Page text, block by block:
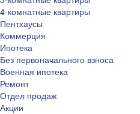
4-комнатные квартиры
Пентхаусы
Коммерция
Ипотека
Без первоначального взноса
Военная ипотека
Ремонт
Отдел продаж
Акции